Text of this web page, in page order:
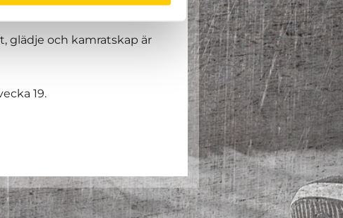
glädje och kamratskap är
19.